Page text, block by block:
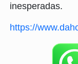
inesperadas.
https://